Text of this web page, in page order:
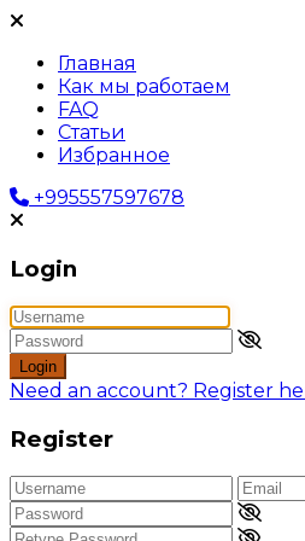
Главная
Как мы работаем
FAQ
Статьи
Избранное
+995557597678
Login
Login
Need an account? Register
Register